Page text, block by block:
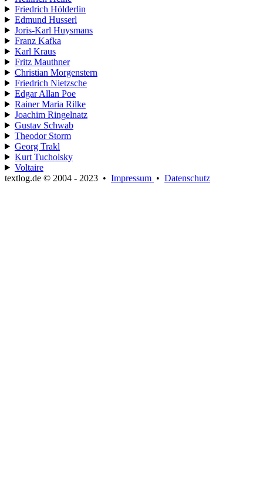
Friedrich Hölderlin
Edmund Husserl
Joris-Karl Huysmans
Franz Kafka
Karl Kraus
Fritz Mauthner
Christian Morgenstern
Friedrich Nietzsche
Edgar Allan Poe
Rainer Maria Rilke
Joachim Ringelnatz
Gustav Schwab
Theodor Storm
Georg Trakl
Kurt Tucholsky
Voltaire
textlog.de © 2004 - 2023 • Impressum • Datenschutz